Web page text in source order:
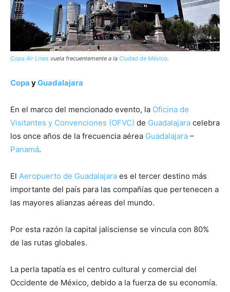
Copa Air Lines vuela frecuentemente a la Ciudad de México.
Copa yGuadalajara
En el marco del mencionado evento, la Oficina de
Visitantes y Convenciones (OFVC) de Guadalajara celebra
los once años de la frecuencia aérea Guadalajara –
Panamá.
El Aeropuerto de Guadalajara es el tercer destino más
importante del país para las compañías que pertenecen a
las mayores alianzas aéreas del mundo.
Por esta razón la capital jalisciense se vincula con 80%
de las rutas globales.
La perla tapatía es el centro cultural y comercial del
Occidente de México, debido a la fuerza de su economía.